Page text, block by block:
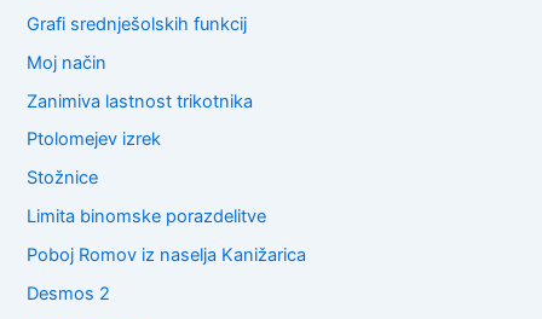
Grafi srednješolskih funkcij
Moj način
Zanimiva lastnost trikotnika
Ptolomejev izrek
Stožnice
Limita binomske porazdelitve
Poboj Romov iz naselja Kanižarica
Desmos 2